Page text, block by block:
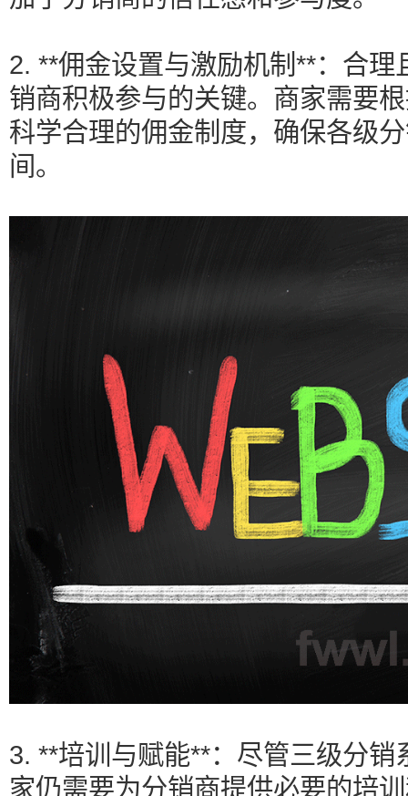
2. **佣金设置与激励机制**：合
销商积极参与的关键。商家需要
科学合理的佣金制度，确保各级
间。
3. **培训与赋能**：尽管三级分
家仍需要为分销商提供必要的培